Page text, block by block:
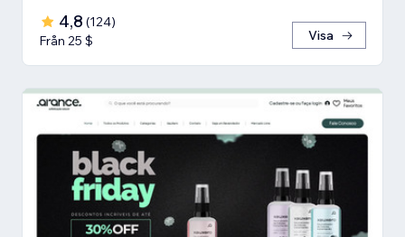
4,8 (124)
Från 25 $
Visa